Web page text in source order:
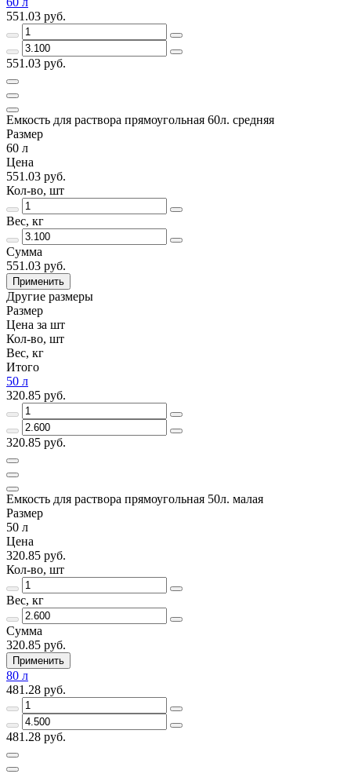
551.03 руб.
551.03 руб.
Емкость для раствора прямоугольная 60л. средняя
Размер
60 л
Цена
551.03 руб.
Кол-во, шт
Вес, кг
Сумма
551.03 руб.
Применить
Другие размеры
Размер
Цена за шт
Кол-во, шт
Вес, кг
Итого
50 л
320.85 руб.
320.85 руб.
Емкость для раствора прямоугольная 50л. малая
Размер
50 л
Цена
320.85 руб.
Кол-во, шт
Вес, кг
Сумма
320.85 руб.
Применить
80 л
481.28 руб.
481.28 руб.